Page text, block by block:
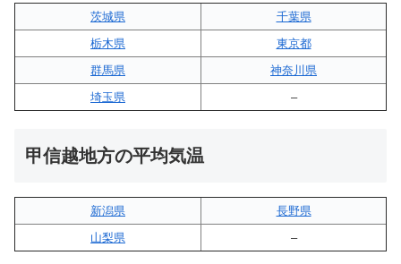
茨城県
千葉県
栃木県
東京都
群馬県
神奈川県
埼玉県
–
甲信越地方の平均気温
新潟県
長野県
山梨県
–